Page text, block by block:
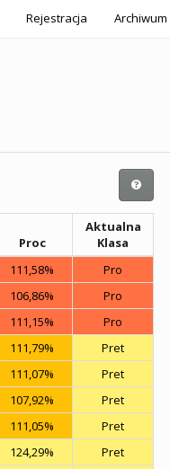
Rejestracja Archiwum
Proc
Aktualna
Klasa
111,58% Pro
106,86% Pro
111,15% Pro
111,79% Pret
111,07% Pret
107,92% Pret
111,05% Pret
124,29% Pret